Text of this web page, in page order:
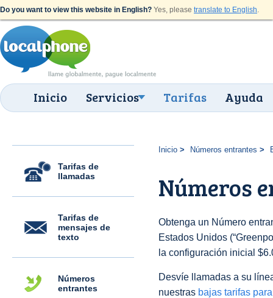
Do you want to view this website in English? Yes, please translate to English.
Inicio Servicios Tarifas Ayuda
Tarifas de
llamadas
Tarifas de
mensajes de
texto
Números
entrantes
Inicio Números entrantes
Números
Obtenga un Número
Estados Unidos
la configuración inicial
Desvíe llamadas a su
nuestras bajas tarifas